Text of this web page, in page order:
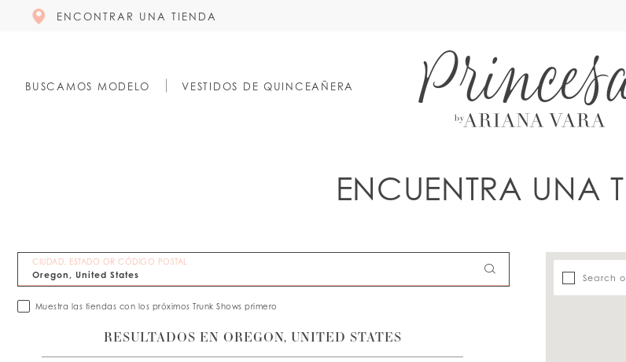
ENCONTRAR UNA TIENDA
BUSCAMOS MODELO VESTIDOS DE QUINCEAÑERA
ENCUENTRA UNA
CIUDAD, ESTADO OR CÓDIGO POSTAL
Muestra las tiendas con los próximos Trunk Shows primero
Search
RESULTADOS EN OREGON, UNITED STATES